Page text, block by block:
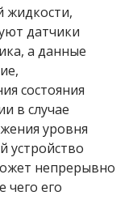
жидкости,
датчики
а данные
состояния
в случае
уровня
устройство
непрерывно
чего его